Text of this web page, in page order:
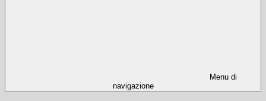
Menu di
navigazione